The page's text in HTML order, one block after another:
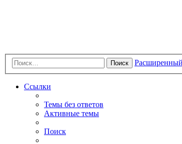
Поиск
Ссылки
Темы без ответов
Активные темы
Поиск